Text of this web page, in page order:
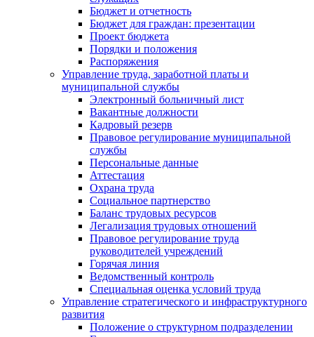
Бюджет и отчетность
Бюджет для граждан: презентации
Проект бюджета
Порядки и положения
Распоряжения
Управление труда, заработной платы и
муниципальной службы
Электронный больничный лист
Вакантные должности
Кадровый резерв
Правовое регулирование муниципальной
службы
Персональные данные
Аттестация
Охрана труда
Социальное партнерство
Баланс трудовых ресурсов
Легализация трудовых отношений
Правовое регулирование труда
руководителей учреждений
Горячая линия
Ведомственный контроль
Специальная оценка условий труда
Управление стратегического и инфраструктурного
развития
Положение о структурном подразделении